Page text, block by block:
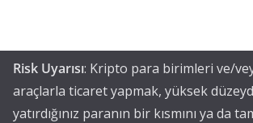
Risk Uyarısı: Kripto para birimleri ve/
araçlarla ticaret yapmak, yüksek
yatırdığınız paranın bir kısmını ya da